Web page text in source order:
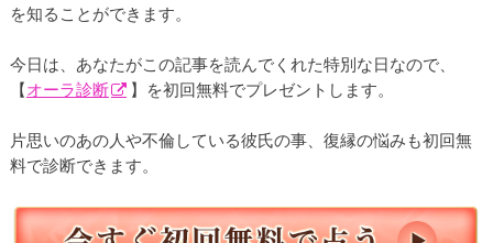
を知ることができます。
今日は、あなたがこの記事を読んでくれた特別な日なので、
【オーラ診断 】を初回無料でプレゼントします。
片思いのあの人や不倫している彼氏の事、復縁の悩みも初回無
料で診断できます。